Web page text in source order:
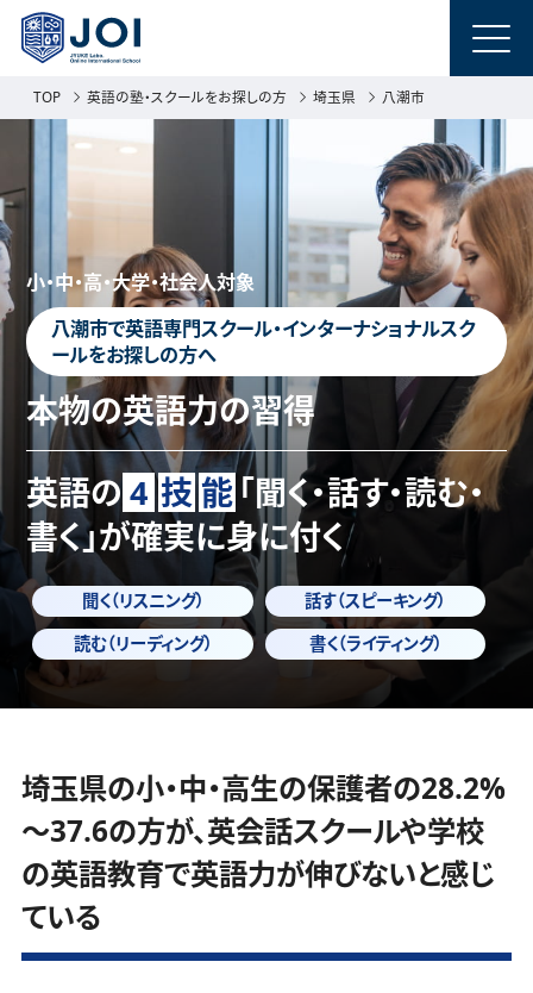
TOP 英語の塾・スクールをお探しの方 埼玉県 八潮市
小・中・高・大学・社会人対象
八潮市で英語専門スクール・インターナショナルスク
ールをお探しの方へ
本物の英語力の習得
英語の 4 技能 「聞く・話す・読む・
書く」が確実に身に付く
聞く（リスニング）
話す（スピーキング）
読む（リーディング）
書く（ライティング）
埼玉県の小・中・高生の保護者の28.2%
～37.6の方が、英会話スクールや学校
の英語教育で英語力が伸びないと感じ
ている